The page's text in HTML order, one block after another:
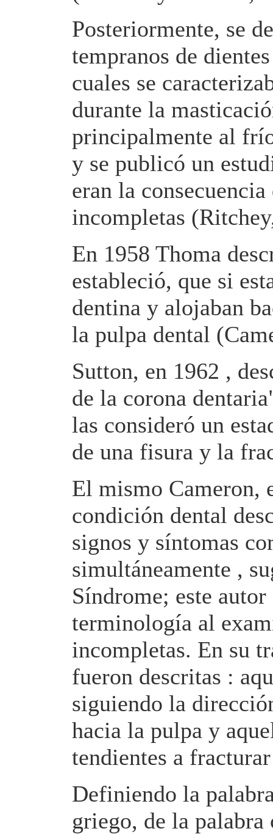
Posteriormente, se
tempranos de
cuales se
durante la
principalmente al
y se publicó un
eran la
incompletas
En 1958 Thoma
estableció, que si
dentina y alojaban
la pulpa dental
Sutton, en 1962 ,
de la corona
las consideró un
de una fisura y la
El mismo Cameron,
condición dental
signos y síntomas
simultáneamente ,
Síndrome; este
terminología al
incompletas. En su
fueron descritas :
siguiendo la
hacia la pulpa y
tendientes a
Definiendo la
griego, de la